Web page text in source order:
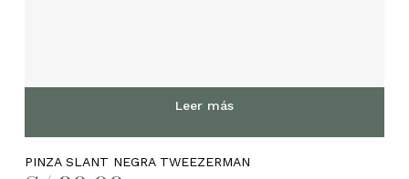
Leer más
PINZA SLANT NEGRA TWEEZERMAN